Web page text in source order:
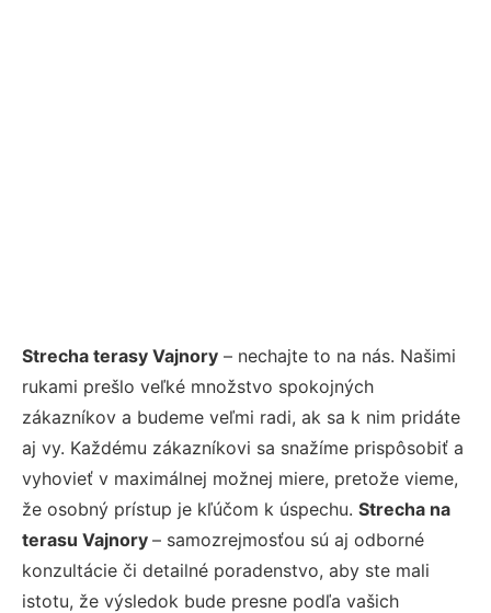
Strecha terasy Vajnory – nechajte to na nás. Našimi
rukami prešlo veľké množstvo spokojných
zákazníkov a budeme veľmi radi, ak sa k nim pridáte
aj vy. Každému zákazníkovi sa snažíme prispôsobiť a
vyhovieť v maximálnej možnej miere, pretože vieme,
že osobný prístup je kľúčom k úspechu. Strecha na
terasu Vajnory – samozrejmosťou sú aj odborné
konzultácie či detailné poradenstvo, aby ste mali
istotu, že výsledok bude presne podľa vašich